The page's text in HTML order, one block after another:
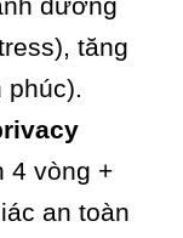
dương
tăng
phúc).
4 vòng +
an toàn